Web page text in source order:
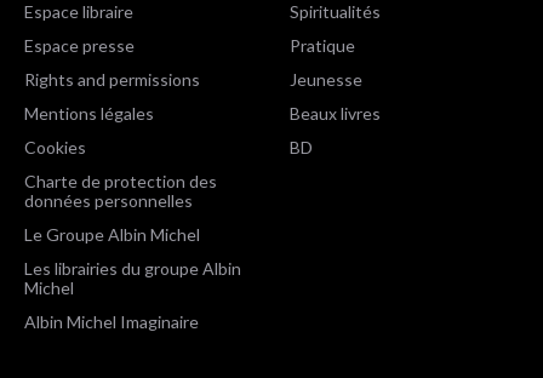
Espace libraire
Espace presse
Rights and permissions
Mentions légales
Cookies
Charte de protection des
données personnelles
Le Groupe Albin Michel
Les librairies du groupe Albin
Michel
Albin Michel Imaginaire
Spiritualités
Pratique
Jeunesse
Beaux livres
BD